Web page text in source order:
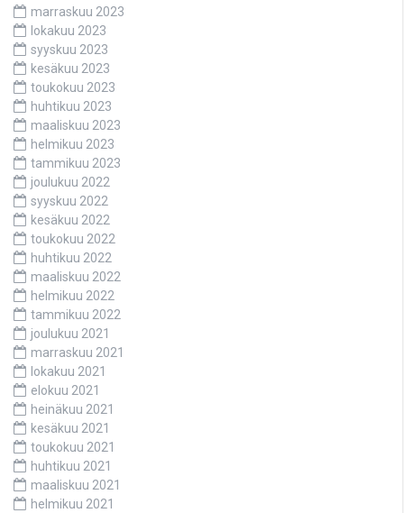
marraskuu 2023
lokakuu 2023
syyskuu 2023
kesäkuu 2023
toukokuu 2023
huhtikuu 2023
maaliskuu 2023
helmikuu 2023
tammikuu 2023
joulukuu 2022
syyskuu 2022
kesäkuu 2022
toukokuu 2022
huhtikuu 2022
maaliskuu 2022
helmikuu 2022
tammikuu 2022
joulukuu 2021
marraskuu 2021
lokakuu 2021
elokuu 2021
heinäkuu 2021
kesäkuu 2021
toukokuu 2021
huhtikuu 2021
maaliskuu 2021
helmikuu 2021